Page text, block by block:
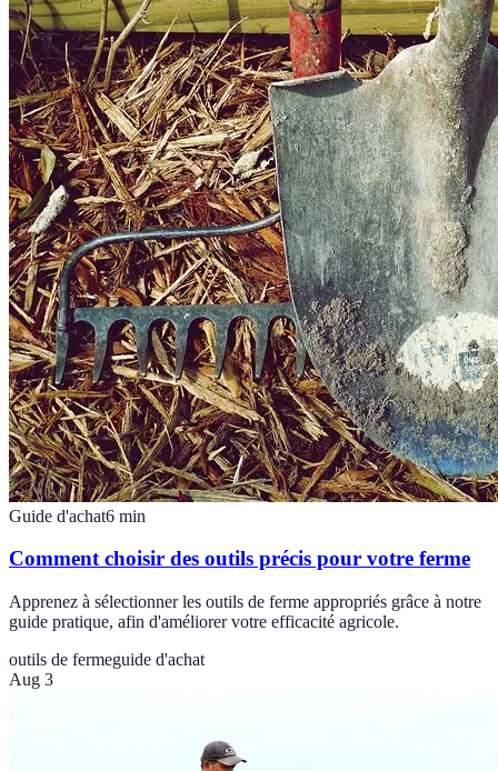
Guide d'achat6 min
Comment choisir des outils précis pour votre ferme
Apprenez à sélectionner les outils de ferme appropriés grâce à notre
guide pratique, afin d'améliorer votre efficacité agricole.
outils de fermeguide d'achat
Aug 3